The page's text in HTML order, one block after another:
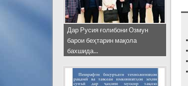
Дар Русия ғолибони Озмун
барои беҳтарин мақола
бахшида...